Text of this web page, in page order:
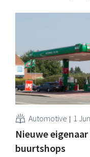
Automotive 1
Nieuwe
buurtshops